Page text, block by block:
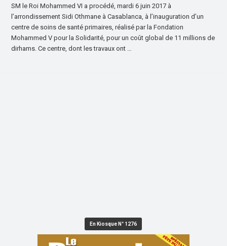
SM le Roi Mohammed VI a procédé, mardi 6 juin 2017 à
l’arrondissement Sidi Othmane à Casablanca, à l’inauguration d’un
centre de soins de santé primaires, réalisé par la Fondation
Mohammed V pour la Solidarité, pour un coût global de 11 millions de
dirhams. Ce centre, dont les travaux ont …
En Kiosque N° 1276